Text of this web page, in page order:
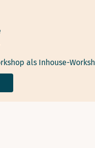
als Inhouse-